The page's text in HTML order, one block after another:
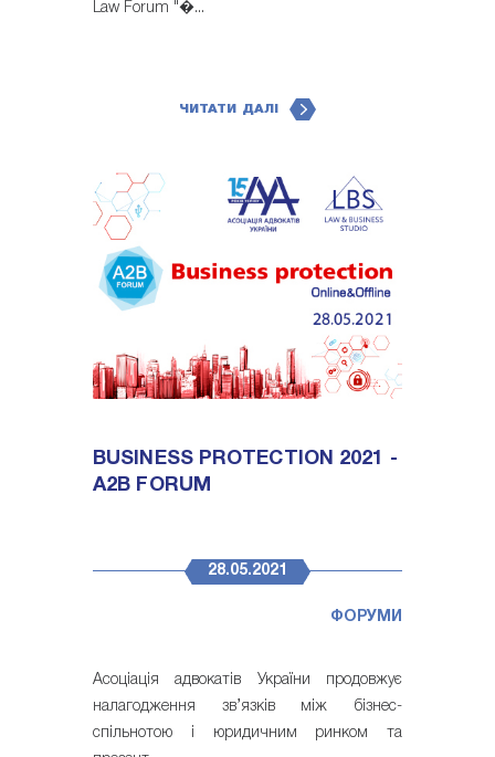
Law Forum "�...
ЧИТАТИ ДАЛІ
BUSINESS PROTECTION 2021 -
A2B FORUM
28.05.2021
ФОРУМИ
Асоціація адвокатів України продовжує
налагодження зв’язків між бізнес-
спільнотою і юридичним ринком та